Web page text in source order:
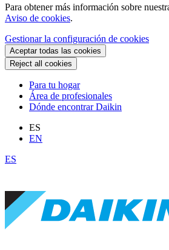
Para obtener más información sobre
Aviso de cookies.
Gestionar la configuración de cookies
Aceptar todas las cookies
Reject all cookies
Para tu hogar
Área de profesionales
Dónde encontrar Daikin
ES
EN
ES